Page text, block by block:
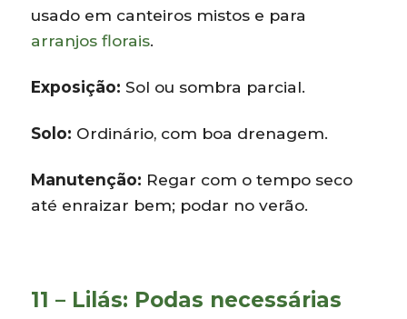
usado em canteiros mistos e para
arranjos florais.
Exposição: Sol ou sombra parcial.
Solo: Ordinário, com boa drenagem.
Manutenção: Regar com o tempo seco
até enraizar bem; podar no verão.
11 – Lilás: Podas necessárias